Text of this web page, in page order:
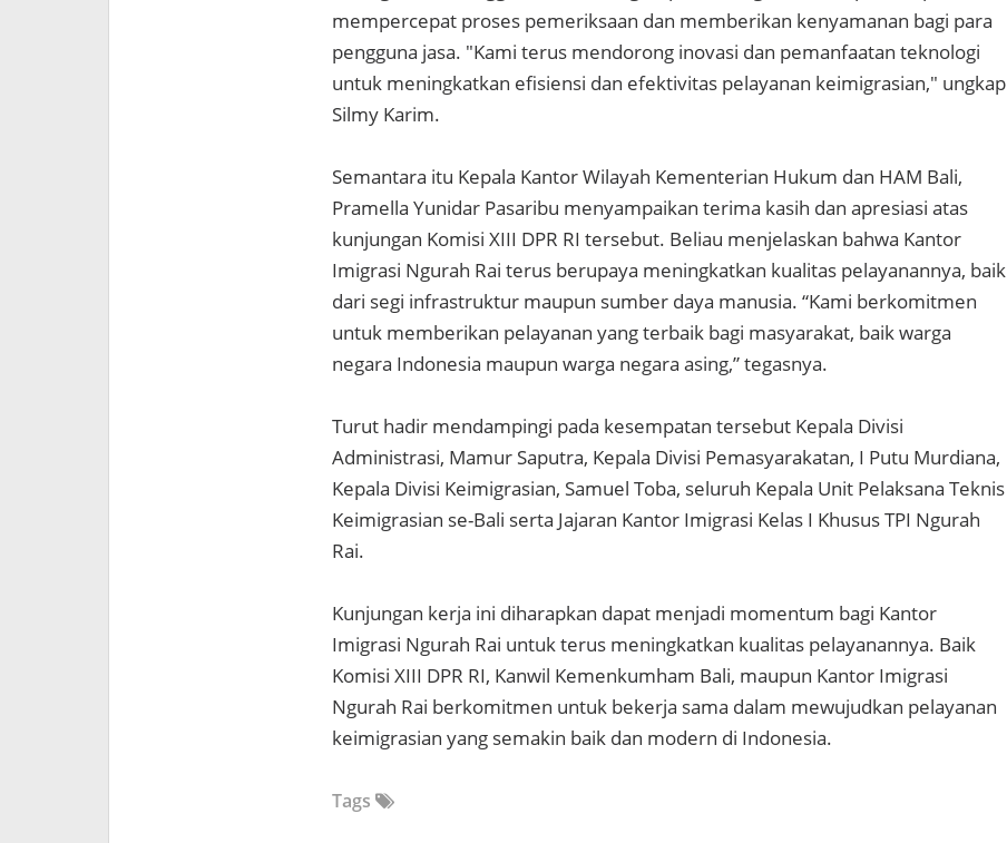
mempercepat proses pemeriksaan dan memberikan kenyamanan bagi para
pengguna jasa. "Kami terus mendorong inovasi dan pemanfaatan teknologi
untuk meningkatkan efisiensi dan efektivitas pelayanan keimigrasian," ungkap
Silmy Karim.
Semantara itu Kepala Kantor Wilayah Kementerian Hukum dan HAM Bali,
Pramella Yunidar Pasaribu menyampaikan terima kasih dan apresiasi atas
kunjungan Komisi XIII DPR RI tersebut. Beliau menjelaskan bahwa Kantor
Imigrasi Ngurah Rai terus berupaya meningkatkan kualitas pelayanannya, baik
dari segi infrastruktur maupun sumber daya manusia. “Kami berkomitmen
untuk memberikan pelayanan yang terbaik bagi masyarakat, baik warga
negara Indonesia maupun warga negara asing,” tegasnya.
Turut hadir mendampingi pada kesempatan tersebut Kepala Divisi
Administrasi, Mamur Saputra, Kepala Divisi Pemasyarakatan, I Putu Murdiana,
Kepala Divisi Keimigrasian, Samuel Toba, seluruh Kepala Unit Pelaksana Teknis
Keimigrasian se-Bali serta Jajaran Kantor Imigrasi Kelas I Khusus TPI Ngurah
Rai.
Kunjungan kerja ini diharapkan dapat menjadi momentum bagi Kantor
Imigrasi Ngurah Rai untuk terus meningkatkan kualitas pelayanannya. Baik
Komisi XIII DPR RI, Kanwil Kemenkumham Bali, maupun Kantor Imigrasi
Ngurah Rai berkomitmen untuk bekerja sama dalam mewujudkan pelayanan
keimigrasian yang semakin baik dan modern di Indonesia.
Tags